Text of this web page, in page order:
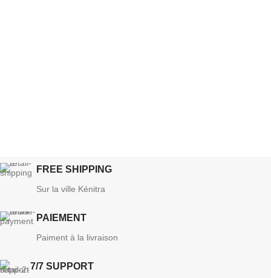
FREE SHIPPING
Sur la ville Kénitra
PAIEMENT
Paiment à la livraison
7/7 SUPPORT